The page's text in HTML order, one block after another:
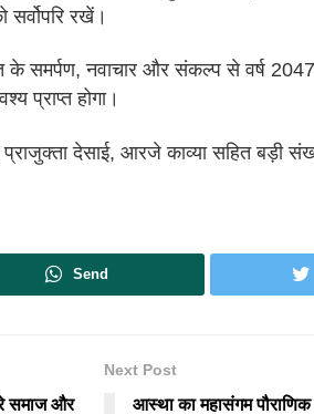
सर्वोपरि रखें।
के समर्पण, नवाचार और संकल्प से वर्ष
प्राप्त होगा।
देसाई, आरजे काव्या सहित बड़ी
Send
समाज और
Next Post
आस्था का महासंगम पौराणिक